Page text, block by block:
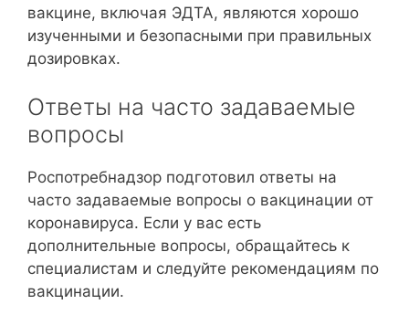
вакцине, включая ЭДТА, являются хорошо
изученными и безопасными при правильных
дозировках.
Ответы на часто задаваемые
вопросы
Роспотребнадзор подготовил ответы на
часто задаваемые вопросы о вакцинации от
коронавируса. Если у вас есть
дополнительные вопросы, обращайтесь к
специалистам и следуйте рекомендациям по
вакцинации.